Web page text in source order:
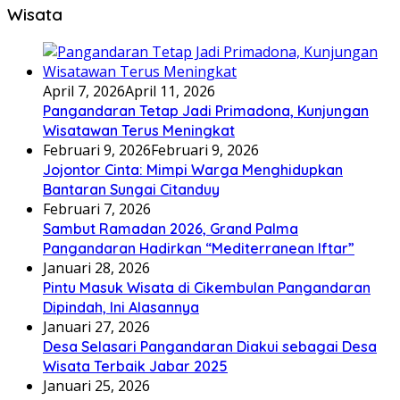
Wisata
April 7, 2026April 11, 2026
Pangandaran Tetap Jadi Primadona, Kunjungan
Wisatawan Terus Meningkat
Februari 9, 2026Februari 9, 2026
Jojontor Cinta: Mimpi Warga Menghidupkan
Bantaran Sungai Citanduy
Februari 7, 2026
Sambut Ramadan 2026, Grand Palma
Pangandaran Hadirkan “Mediterranean Iftar”
Januari 28, 2026
Pintu Masuk Wisata di Cikembulan Pangandaran
Dipindah, Ini Alasannya
Januari 27, 2026
Desa Selasari Pangandaran Diakui sebagai Desa
Wisata Terbaik Jabar 2025
Januari 25, 2026